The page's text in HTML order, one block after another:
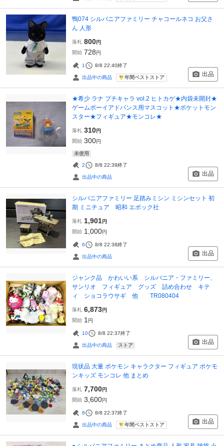
鴨074 シルバニアファミリー チャコールネコ お父さ
ん 人形
落札 800円
開始 728円
1 8/8 22:40終了
出品中の商品 年間ベストストア 出品
★希少 ラナ プチキャラ vol.2 ヒトカゲ★内袋未開封★
ゲームボーイアドバンス用マスコット★ポケットモン
スター★フィギュア★モンコレ★
落札 310円
開始 300円
未使用
2 8/8 22:39終了
出品中の商品 出品
シルバニアファミリー 足踏みミシン ミシンセット 初
期 ミニチュア 昭和 エポック社
落札 1,901円
開始 1,000円
6 8/8 22:38終了
出品中の商品 出品
ジャンク品 かわいい系 シルバニア・ファミリー、
サンリオ フィギュア グッズ 詰め合わせ キテ
ィ ショコラウサギ 他 TR080404
落札 6,873円
開始 1 円
10 8/8 22:37終了
出品中の商品 ストア 出品
現状品 大量 ポケモン キャラクター フィギュア ポケモ
ンキッズ モンコレ 他 まとめ
落札 7,700円
開始 3,600円
8 8/8 22:37終了
出品中の商品 年間ベストストア 出品